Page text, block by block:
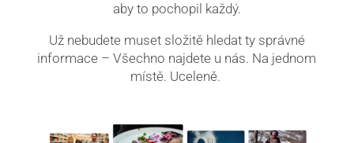
aby to pochopil každý.
Už nebudete muset složitě hledat ty správné
informace – Všechno najdete u nás. Na jednom
místě. Uceleně.